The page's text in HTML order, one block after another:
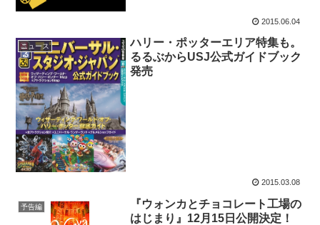
2015.06.04
ニュース
ハリー・ポッターエリア特集も。
るるぶからUSJ公式ガイドブック
発売
2015.03.08
予告編
『ウォンカとチョコレート工場の
はじまり』12月15日公開決定！